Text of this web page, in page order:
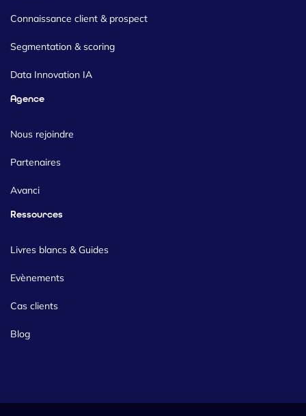
Connaissance client & prospect
Segmentation & scoring
Data Innovation IA
Agence
Nous rejoindre
Partenaires
Avanci
Ressources
Livres blancs & Guides
Evènements
Cas clients
Blog